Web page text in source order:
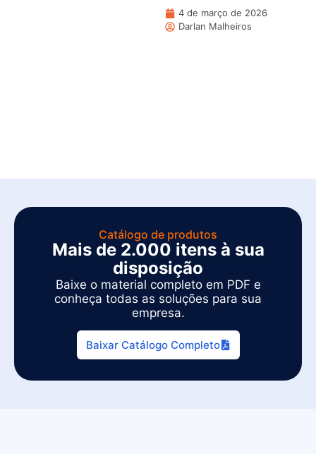
4 de março de 2026
Darlan Malheiros
Catálogo de produtos
Mais de 2.000 itens à sua
disposição
Baixe o material completo em PDF e
conheça todas as soluções para sua
empresa.
Baixar Catálogo Completo